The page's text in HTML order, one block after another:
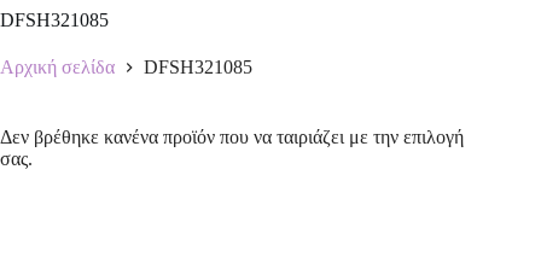
DFSH321085
Αρχική σελίδα DFSH321085
Δεν βρέθηκε κανένα προϊόν που να ταιριάζει με την επιλογή
σας.